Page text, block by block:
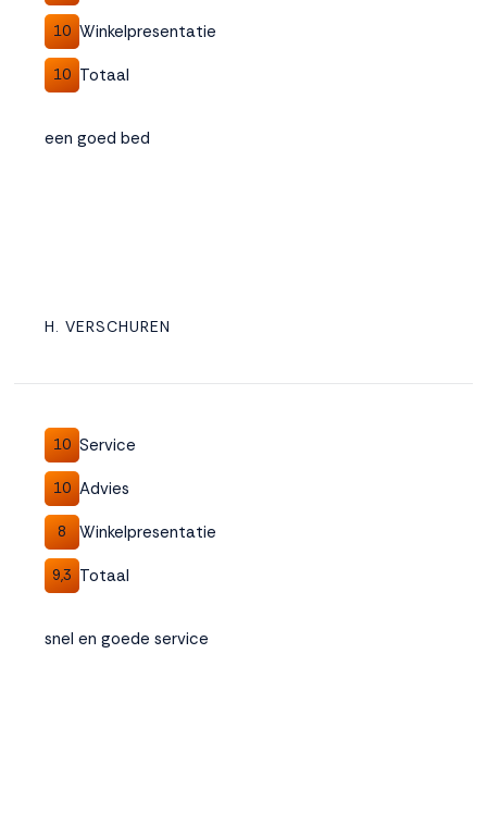
10 Winkelpresentatie
10 Totaal
een goed bed
H. VERSCHUREN
10 Service
10 Advies
8 Winkelpresentatie
9,3 Totaal
snel en goede service